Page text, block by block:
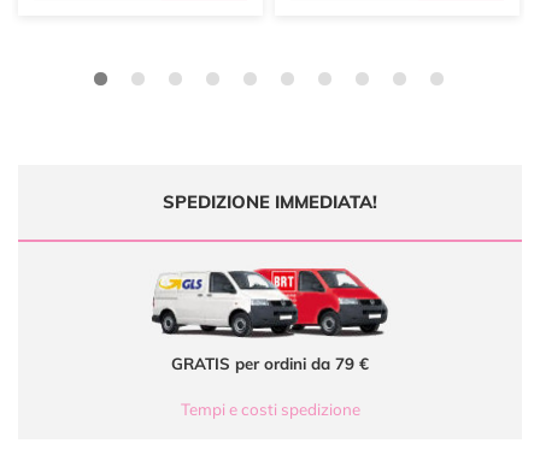
SPEDIZIONE IMMEDIATA!
GRATIS per ordini da 79 €
Tempi e costi spedizione